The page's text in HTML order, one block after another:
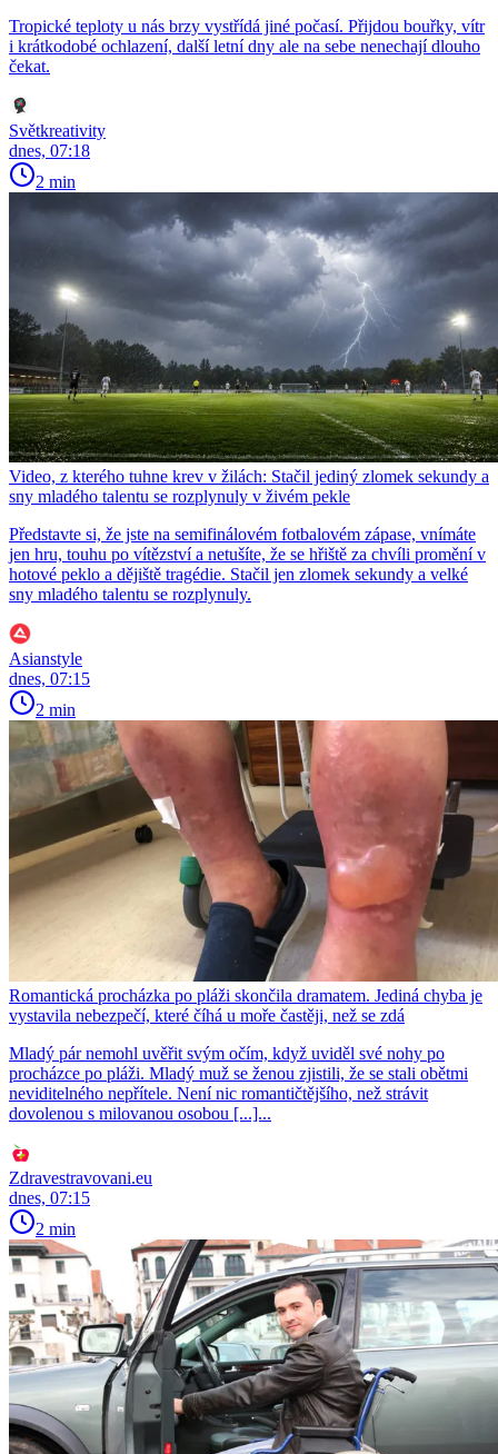
Tropické teploty u nás brzy vystřídá jiné počasí. Přijdou bouřky, vítr
i krátkodobé ochlazení, další letní dny ale na sebe nenechají dlouho
čekat.
Světkreativity
dnes, 07:18
2 min
Video, z kterého tuhne krev v žilách: Stačil jediný zlomek sekundy a
sny mladého talentu se rozplynuly v živém pekle
Představte si, že jste na semifinálovém fotbalovém zápase, vnímáte
jen hru, touhu po vítězství a netušíte, že se hřiště za chvíli promění v
hotové peklo a dějiště tragédie. Stačil jen zlomek sekundy a velké
sny mladého talentu se rozplynuly.
Asianstyle
dnes, 07:15
2 min
Romantická procházka po pláži skončila dramatem. Jediná chyba je
vystavila nebezpečí, které číhá u moře častěji, než se zdá
Mladý pár nemohl uvěřit svým očím, když uviděl své nohy po
procházce po pláži. Mladý muž se ženou zjistili, že se stali obětmi
neviditelného nepřítele. Není nic romantičtějšího, než strávit
dovolenou s milovanou osobou [...]...
Zdravestravovani.eu
dnes, 07:15
2 min